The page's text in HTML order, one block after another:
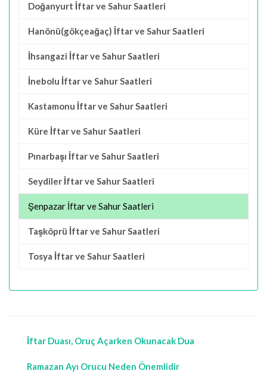
Doğanyurt İftar ve Sahur Saatleri
Hanönü(gökçeağaç) İftar ve Sahur Saatleri
İhsangazi İftar ve Sahur Saatleri
İnebolu İftar ve Sahur Saatleri
Kastamonu İftar ve Sahur Saatleri
Küre İftar ve Sahur Saatleri
Pınarbaşı İftar ve Sahur Saatleri
Seydiler İftar ve Sahur Saatleri
Şenpazar İftar ve Sahur Saatleri
Taşköprü İftar ve Sahur Saatleri
Tosya İftar ve Sahur Saatleri
İftar Duası, Oruç Açarken Okunacak Dua
Ramazan Ayı Orucu Neden Önemlidir